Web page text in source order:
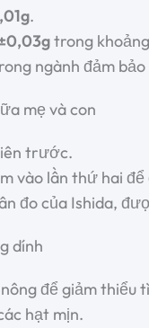
.
trong
ngành đảm
mẹ và con
trước.
vào lần thứ hai
đo của Ishida,
dính
để giảm thiểu
hạt mịn.